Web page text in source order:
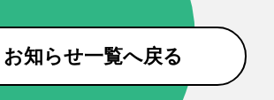
お知らせ一覧へ戻る